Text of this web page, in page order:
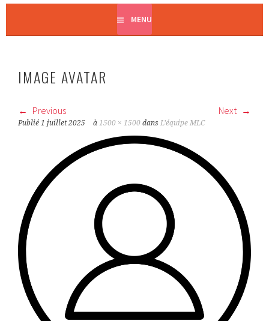
MENU
IMAGE AVATAR
Previous Next
Publié1 juillet 2025 à1500 × 1500 dansL’équipe MLC